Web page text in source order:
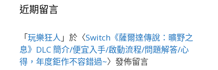
近期留言
「玩樂狂人 」於〈Switch《薩爾達傳說：曠野之
息》DLC 簡介/便宜入手/啟動流程/問題解答/心
得，年度鉅作不容錯過~〉發佈留言